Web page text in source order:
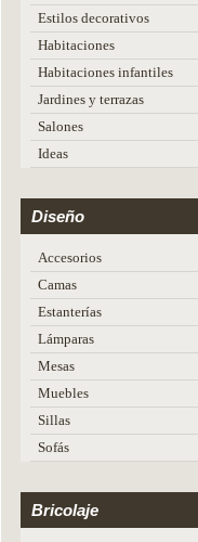
Estilos decorativos
Habitaciones
Habitaciones infantiles
Jardines y terrazas
Salones
Ideas
Diseño
Accesorios
Camas
Estanterías
Lámparas
Mesas
Muebles
Sillas
Sofás
Bricolaje